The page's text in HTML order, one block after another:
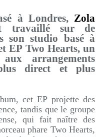
à Londres, Zola
travaillé sur de
son studio basé à
EP Two Hearts, un
arrangements
direct et plus
cet EP projette des
tandis que le groupe
qui fait naître des
phare Two Hearts,